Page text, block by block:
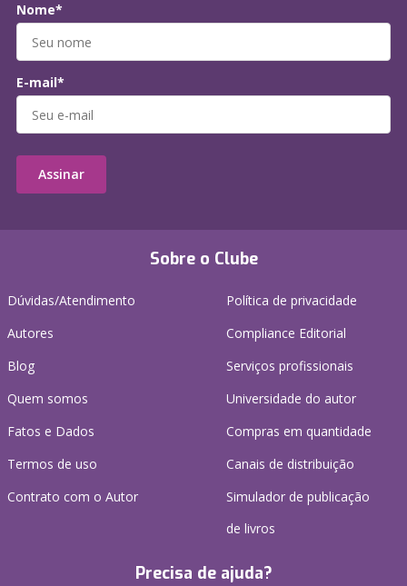
Sobre o Clube
Dúvidas/Atendimento
Autores
Blog
Quem somos
Fatos e Dados
Termos de uso
Contrato com o Autor
Política de privacidade
Compliance Editorial
Serviços profissionais
Universidade do autor
Compras em quantidade
Canais de distribuição
Simulador de publicação
de livros
Precisa de ajuda?
Nome*
E-mail*
Assinar